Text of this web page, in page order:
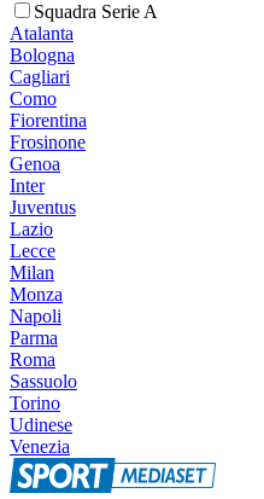
Squadra Serie A
Atalanta
Bologna
Cagliari
Como
Fiorentina
Frosinone
Genoa
Inter
Juventus
Lazio
Lecce
Milan
Monza
Napoli
Parma
Roma
Sassuolo
Torino
Udinese
Venezia